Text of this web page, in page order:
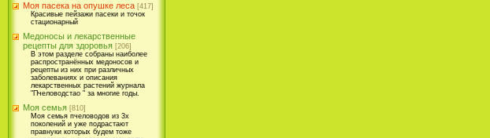
Моя пасека на опушке леса [417]
Красивые пейзажи пасеки и точок
стационарный
Медоносы и лекарственные
рецепты для здоровья [206]
В этом разделе собраны наиболее
распространённых медоносов и
рецепты из них при различных
заболеваниях и описания
лекарственных растений журнала
"Пчеловодстао " за многие годы.
Моя семья [810]
Моя семья пчеловодов из 3х
поколений и уже подрастают
правнуки которых будем тоже